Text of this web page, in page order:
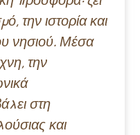
την ιστορία και
νησιού. Μέσα
την
στη
και